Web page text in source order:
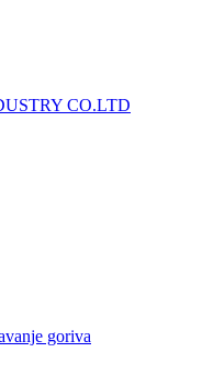
CO.LTD
goriva